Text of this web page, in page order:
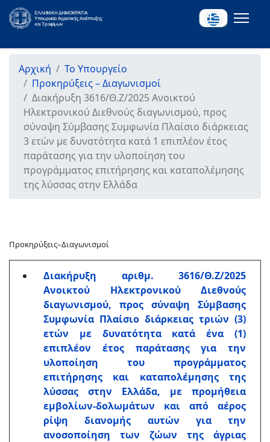
Αρχική
Το Υπουργείο
Προκηρύξεις – Διαγωνισμοί
Διακήρυξη 3616/Θ.Ζ/2025 Ανοικτού
Ηλεκτρονικού Διεθνούς διαγωνισμού, προς
σύναψη Σύμβασης Συμφωνία Πλαίσιο διάρκειας
3 ετών με δυνατότητα κατά 1 επιπλέον έτος
παράτασης για την υλοποίηση του
προγράμματος επιτήρησης και καταπολέμησης
της λύσσας στην Ελλάδα
Προκηρύξεις–Διαγωνισμοί
Διακήρυξη αριθμ. 3616/Θ.Ζ/2025
Ανοικτού Ηλεκτρονικού Διεθνούς
διαγωνισμού, προς σύναψη Σύμβασης
Συμφωνία Πλαίσιο διάρκειας τριών (3)
ετών με δυνατότητα κατά ένα (1)
επιπλέον έτος παράτασης για την
υλοποίηση του προγράμματος
επιτήρησης και καταπολέμησης της
λύσσας στην Ελλάδα, με προμήθεια
εμβολίων-δολωμάτων και από αέρος
ρίψη διανομής αυτών για την
ανοσοποίηση των ζώων της άγριας